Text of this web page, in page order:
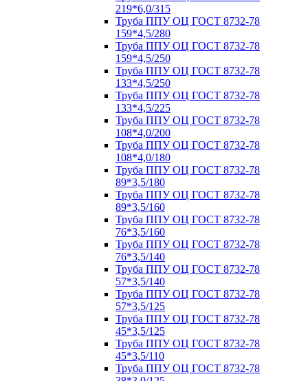
219*6,0/315
Труба ППУ ОЦ ГОСТ 8732-78
159*4,5/280
Труба ППУ ОЦ ГОСТ 8732-78
159*4,5/250
Труба ППУ ОЦ ГОСТ 8732-78
133*4,5/250
Труба ППУ ОЦ ГОСТ 8732-78
133*4,5/225
Труба ППУ ОЦ ГОСТ 8732-78
108*4,0/200
Труба ППУ ОЦ ГОСТ 8732-78
108*4,0/180
Труба ППУ ОЦ ГОСТ 8732-78
89*3,5/180
Труба ППУ ОЦ ГОСТ 8732-78
89*3,5/160
Труба ППУ ОЦ ГОСТ 8732-78
76*3,5/160
Труба ППУ ОЦ ГОСТ 8732-78
76*3,5/140
Труба ППУ ОЦ ГОСТ 8732-78
57*3,5/140
Труба ППУ ОЦ ГОСТ 8732-78
57*3,5/125
Труба ППУ ОЦ ГОСТ 8732-78
45*3,5/125
Труба ППУ ОЦ ГОСТ 8732-78
45*3,5/110
Труба ППУ ОЦ ГОСТ 8732-78